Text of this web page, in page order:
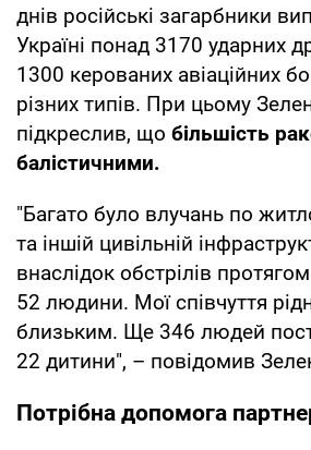
днів російські загарбники
Україні понад 3170 ударних
1300 керованих авіаційних
різних типів. При цьому
підкреслив, що більшість
балістичними.
"Багато було влучань по
та іншій цивільній
внаслідок обстрілів
52 людини. Мої співчуття
близьким. Ще 346 людей
22 дитини", – повідомив
Потрібна допомога